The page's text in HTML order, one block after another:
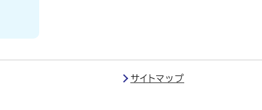
サイトマップ